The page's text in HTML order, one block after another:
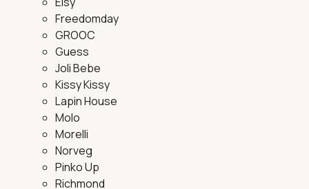
Freedomday
GROOC
Guess
Joli Bebe
Kissy Kissy
Lapin House
Molo
Morelli
Norveg
Pinko Up
Richmond